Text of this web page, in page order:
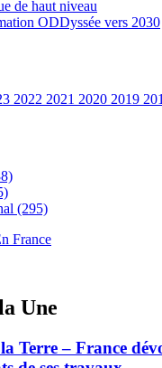
de haut niveau
ODDyssée vers 2030
2022 2021 2020 2019
(295)
France
Une
Terre – France